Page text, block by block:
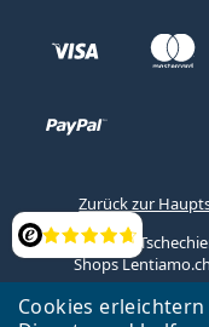
Cookies
Bewertung
Zurück zur
Lentiamo s.r.o.,
Shops Lentiamo.ch